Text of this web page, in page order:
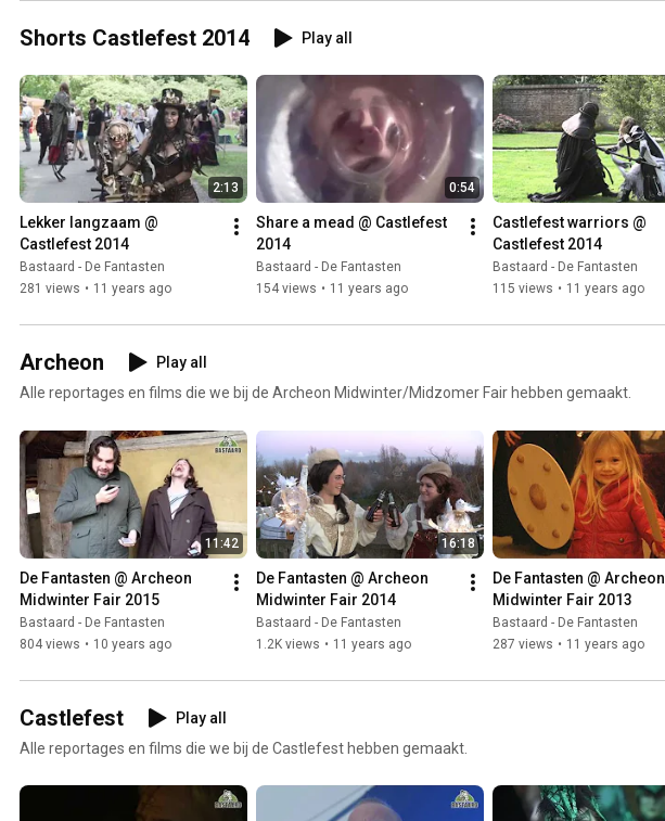
Shorts Castlefest 2014 Play all
2:13
Lekker langzaam @
Castlefest 2014
Bastaard - De Fantasten
281 views • 11 years ago
0:54
Share a mead @ Castlefest
2014
Bastaard - De Fantasten
154 views • 11 years ago
Castlefest warriors @
Castlefest 2014
Bastaard - De Fantasten
115 views • 11 years ago
Archeon
Play all
Alle reportages en films die we bij de Archeon Midwinter/Midzomer Fair hebben gemaakt.
11:42
De Fantasten @ Archeon
Midwinter Fair 2015
Bastaard - De Fantasten
804 views • 10 years ago
16:18
De Fantasten @ Archeon
Midwinter Fair 2014
Bastaard - De Fantasten
1.2K views • 11 years ago
De Fantasten @ Archeon
Midwinter Fair 2013
Bastaard - De Fantasten
287 views • 11 years ago
Castlefest
Play all
Alle reportages en films die we bij de Castlefest hebben gemaakt.